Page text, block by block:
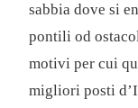
sabbia dove si
pontili od
motivi per cui
migliori posti